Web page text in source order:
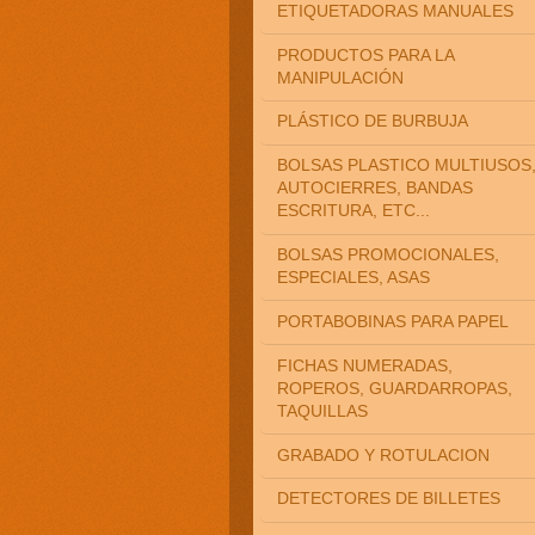
ETIQUETADORAS MANUALES
PRODUCTOS PARA LA
MANIPULACIÓN
PLÁSTICO DE BURBUJA
BOLSAS PLASTICO MULTIUSOS,
AUTOCIERRES, BANDAS
ESCRITURA, ETC...
BOLSAS PROMOCIONALES,
ESPECIALES, ASAS
PORTABOBINAS PARA PAPEL
FICHAS NUMERADAS,
ROPEROS, GUARDARROPAS,
TAQUILLAS
GRABADO Y ROTULACION
DETECTORES DE BILLETES